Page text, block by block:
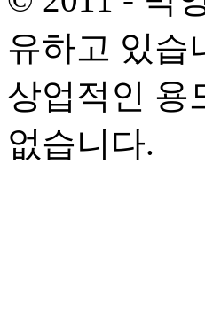
유하고 있습
상업적인 용
없습니다.